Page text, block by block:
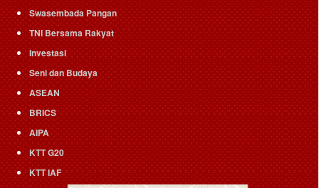
Swasembada Pangan
TNI Bersama Rakyat
Investasi
Seni dan Budaya
ASEAN
BRICS
AIPA
KTT G20
KTT IAF